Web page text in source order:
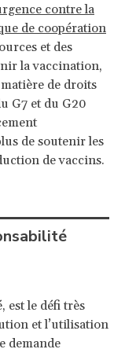
contre la
de coopération
et des
la vaccination,
de droits
G7 et du G20
de soutenir les
de vaccins.
est le défi très
et l’utilisation
demande